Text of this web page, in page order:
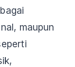
maupun